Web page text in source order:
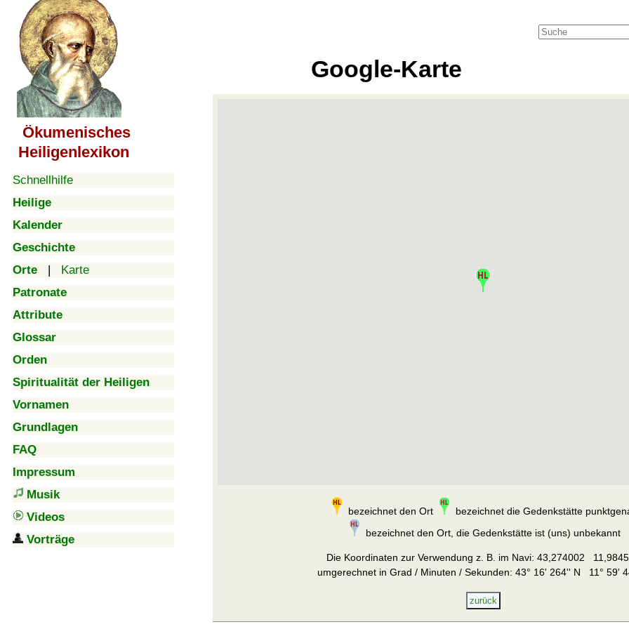
Ökumenisches
Heiligenlexikon
Schnellhilfe
Heilige
Kalender
Geschichte
Orte | Karte
Patronate
Attribute
Glossar
Orden
Spiritualität der Heiligen
Vornamen
Grundlagen
FAQ
Impressum
Musik
Videos
Vorträge
Google-Karte
bezeichnet den Ort
bezeichnet die Gedenkstätte
bezeichnet den Ort, die Gedenkstätte ist (uns) unbekannt
Die Koordinaten zur Verwendung z. B. im Navi: 43,274002
umgerechnet in Grad / Minuten / Sekunden: 43° 16' 264'' N 11° 59'